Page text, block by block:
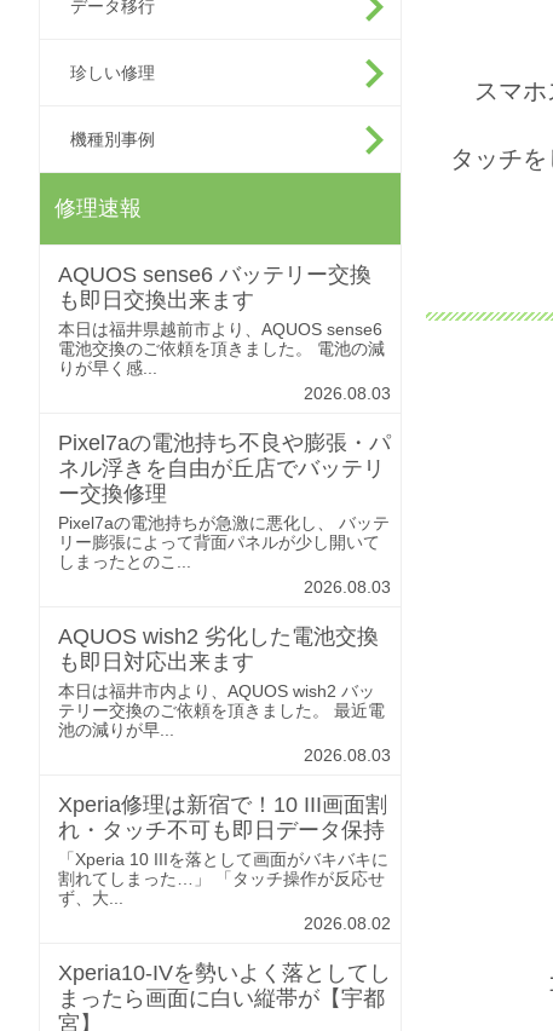
データ移行
珍しい修理
機種別事例
修理速報
AQUOS sense6 バッテリー交換
も即日交換出来ます
本日は福井県越前市より、AQUOS sense6
電池交換のご依頼を頂きました。 電池の減
りが早く感...
2026.08.03
Pixel7aの電池持ち不良や膨張・パ
ネル浮きを自由が丘店でバッテリ
ー交換修理
Pixel7aの電池持ちが急激に悪化し、 バッテ
リー膨張によって背面パネルが少し開いて
しまったとのこ...
2026.08.03
AQUOS wish2 劣化した電池交換
も即日対応出来ます
本日は福井市内より、AQUOS wish2 バッ
テリー交換のご依頼を頂きました。 最近電
池の減りが早...
2026.08.03
Xperia修理は新宿で！10 III画面割
れ・タッチ不可も即日データ保持
「Xperia 10 IIIを落として画面がバキバキに
割れてしまった…」 「タッチ操作が反応せ
ず、大...
2026.08.02
Xperia10-IVを勢いよく落としてし
まったら画面に白い縦帯が【宇都
宮】
スマ
タッチ